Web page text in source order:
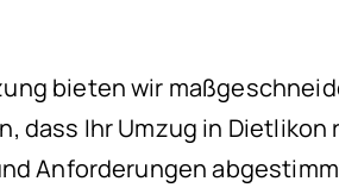
bieten wir
Ihr Umzug in Dietlikon
Anforderungen